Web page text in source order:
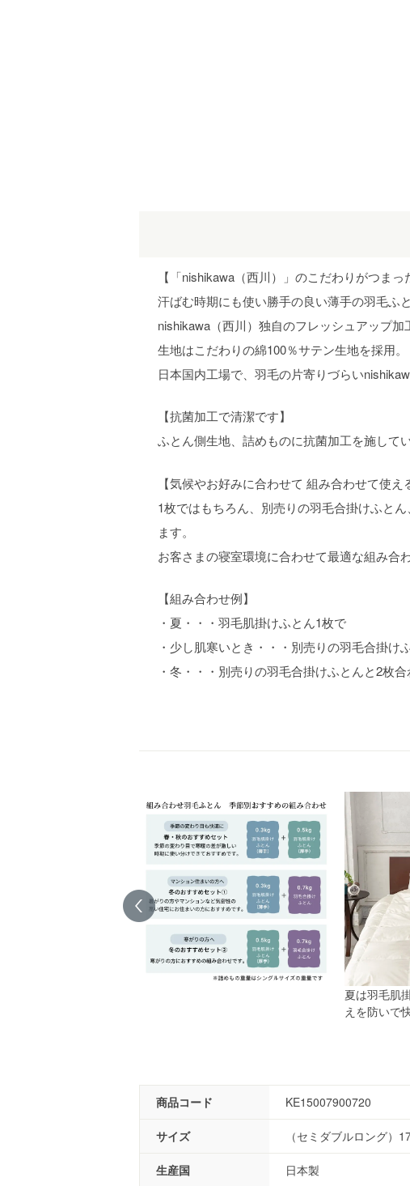
【「nishikawa（西川）」のこだわりがつま
汗ばむ時期にも使い勝手の良い薄手の羽毛ふと
nishikawa（西川）独自のフレッシュアップ
生地はこだわりの綿100％サテン生地を採用。
日本国内工場で、羽毛の片寄りづらい
【抗菌加工で清潔です】
ふとん側生地、詰めものに抗菌加工を施して
【気候やお好みに合わせて 組み合わせて使え
1枚ではもちろん、別売りの羽毛合掛けふと
ます。
お客さまの寝室環境に合わせて最適な組み合
【組み合わせ例】
・夏・・・羽毛肌掛けふとん1枚で
・少し肌寒いとき・・・別売りの羽毛合掛
・冬・・・別売りの羽毛合掛けふとんと2枚
夏は羽毛肌
えを防いで
商品コード KE15007900720
サイズ （セミダブルロング）
生産国 日本製